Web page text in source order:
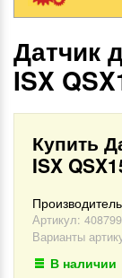
Датчик
ISX
Купить
ISX
Артикул:
Варианты
В наличии